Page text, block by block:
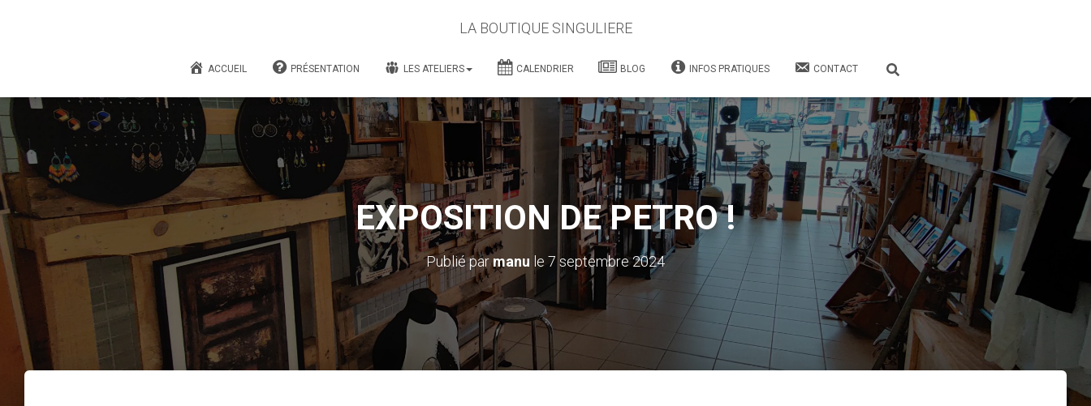
LA BOUTIQUE SINGULIERE
ACCUEIL PRÉSENTATION LES ATELIERS CALENDRIER BLOG INFOS PRATIQUES CONTACT
EXPOSITION DE PETRO !
Publié parmanu le 7 septembre 2024